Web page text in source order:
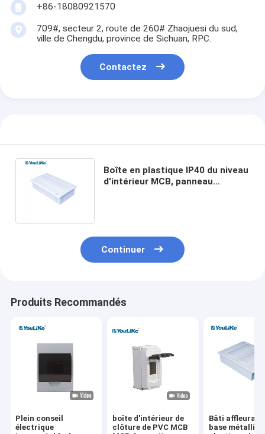
+86-18080921570
709#, secteur 2, route de 260# Zhaojuesi du sud,
ville de Chengdu, province de Sichuan, RPC.
Contactez
Boîte en plastique IP40 du niveau
d'intérieur MCB, panneau
Continuer
Produits Recommandés
Plein conseil
électrique
boîte d'intérieur de
clôture de PVC MCB
Bâti affleurant
base